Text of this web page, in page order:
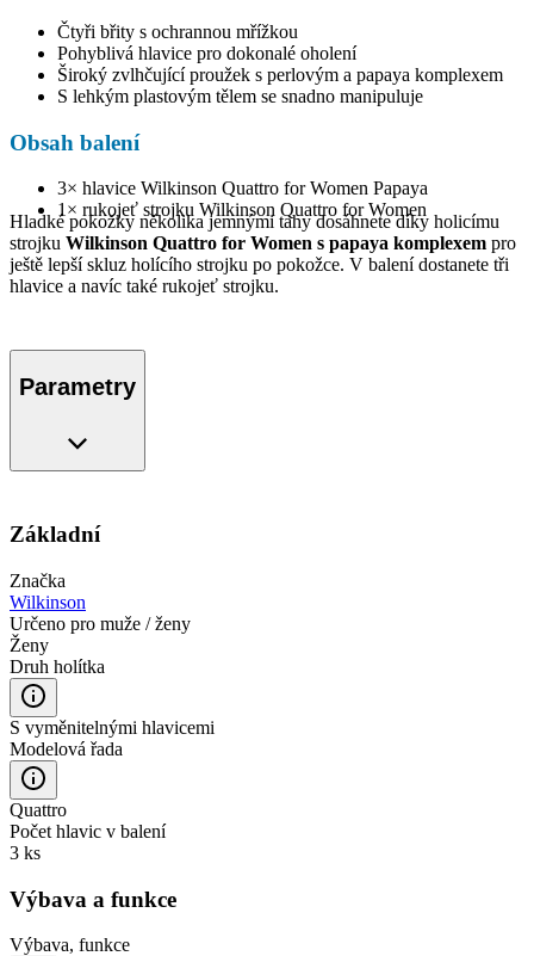
Čtyři břity s ochrannou mřížkou
Pohyblivá hlavice pro dokonalé oholení
Široký zvlhčující proužek s perlovým a papaya komplexem
S lehkým plastovým tělem se snadno manipuluje
Obsah balení
3× hlavice Wilkinson Quattro for Women Papaya
1× rukojeť strojku Wilkinson Quattro for Women
Hladké pokožky několika jemnými tahy dosáhnete díky holicímu
strojku Wilkinson Quattro for Women s papaya komplexem pro
ještě lepší skluz holícího strojku po pokožce. V balení dostanete tři
hlavice a navíc také rukojeť strojku.
Parametry
Základní
Značka
Wilkinson
Určeno pro muže / ženy
Ženy
Druh holítka
S vyměnitelnými hlavicemi
Modelová řada
Quattro
Počet hlavic v balení
3 ks
Výbava a funkce
Výbava, funkce